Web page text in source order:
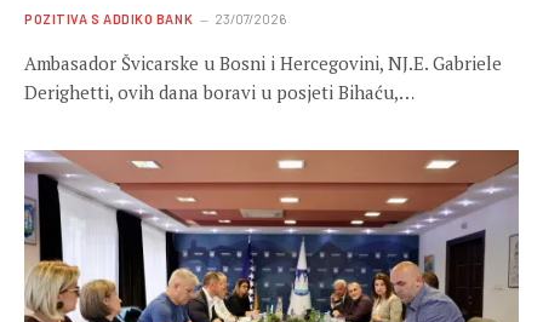
POZITIVA S ADDIKO BANK 23/07/2026
Ambasador Švicarske u Bosni i Hercegovini, NJ.E. Gabriele
Derighetti, ovih dana boravi u posjeti Bihaću,…